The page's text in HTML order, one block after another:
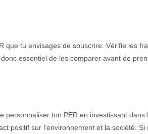
tu envisages de souscrire. Vérifie les
essentiel de les comparer avant de
personnaliser ton PER en investissant
positif sur l’environnement et la société.